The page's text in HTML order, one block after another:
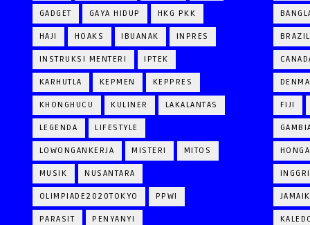
GADGET GAYA HIDUP HKG PKK
HAJI HOAKS IBUANAK INPRES
INSTRUKSI MENTERI IPTEK
KARHUTLA KEPMEN KEPPRES
KHONGHUCU KULINER LAKALANTAS
LEGENDA LIFESTYLE
LOWONGANKERJA MISTERI MITOS
MUSIK NUSANTARA
OLIMPIADE2020TOKYO PPWI
PARASIT PENYANYI
BRAZIL
FIJI